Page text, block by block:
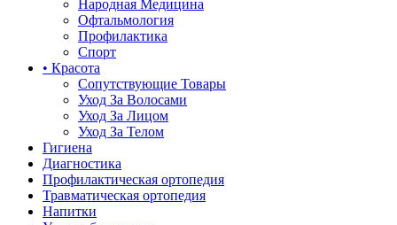
Народная Медицина
Офтальмология
Профилактика
Спорт
• Красота
Сопутствующие Товары
Уход За Волосами
Уход За Лицом
Уход За Телом
Гигиена
Диагностика
Профилактическая ортопедия
Травматическая ортопедия
Напитки